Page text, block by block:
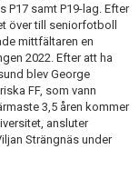
samt P19-lag. Efter
över till seniorfotboll
mittfältaren en
2022. Efter att ha
blev George
FF, som vann
3,5 åren kommer
ansluter
Strängnäs under